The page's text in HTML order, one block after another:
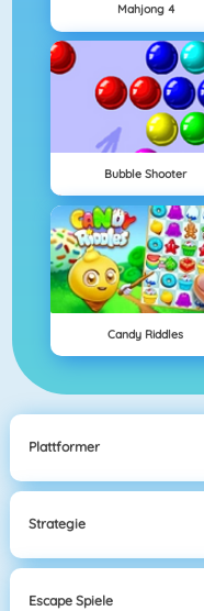
Mahjong 4
Bubble Shooter
Candy Riddles
Plattformer
Strategie
Escape Spiele